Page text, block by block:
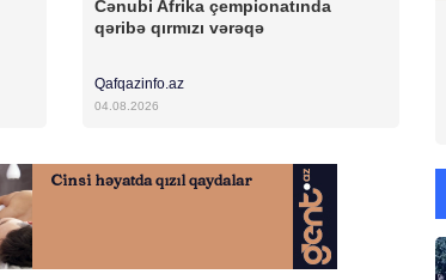
Cənubi Afrika çempionatında
qəribə qırmızı vərəqə
Qafqazinfo.az
04.08.2026